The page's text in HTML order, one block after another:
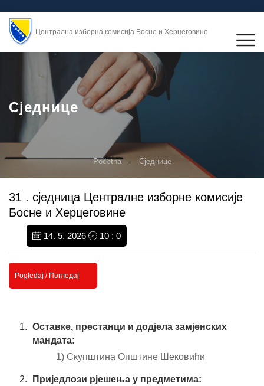
Централна изборна комисија Босне и Херцеговине
Сједнице
Početna Сједнице
31 . сједницa Централне изборне комисије
Босне и Херцеговине
14. 5. 2026 10 : 0
Pogledaj / Погледај
Оставке, престанци и додјела замјенских
мандата:
1) Скупштина Oпштине Шековићи
Приједлози рјешења у предметима: